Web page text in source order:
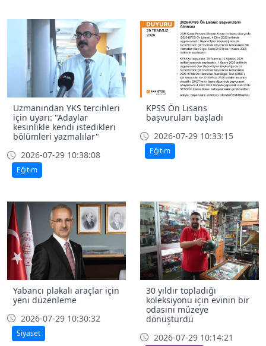
Uzmanından YKS tercihleri
için uyarı: "Adaylar
kesinlikle kendi istedikleri
bölümleri yazmalılar"
2026-07-29 10:38:08
Eğitim
KPSS Ön Lisans
başvuruları başladı
2026-07-29 10:33:15
Eğitim
Yabancı plakalı araçlar için
yeni düzenleme
2026-07-29 10:30:32
Siyaset
30 yıldır topladığı
koleksiyonu için evinin bir
odasını müzeye
dönüştürdü
2026-07-29 10:14:21